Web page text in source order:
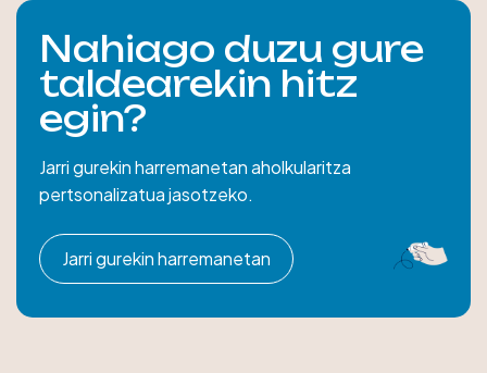
Nahiago duzu gure
taldearekin hitz
egin?
Jarri gurekin harremanetan aholkularitza
pertsonalizatua jasotzeko.
Jarri gurekin harremanetan